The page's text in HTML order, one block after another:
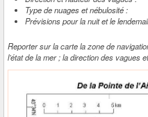
Type de nuages et nébulosité :
Prévisions pour la nuit et le
Reporter sur la carte la zone de
l’état de la mer ; la direction des vagues